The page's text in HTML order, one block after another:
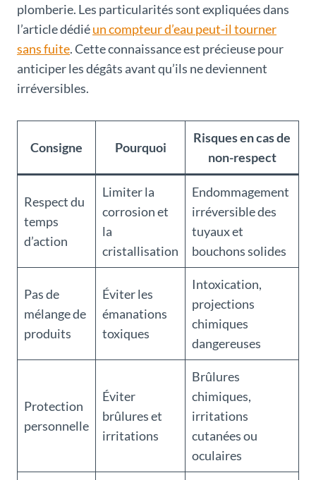
plomberie. Les particularités sont expliquées dans
l’article dédiéun compteur d’eau peut-il tourner
sans fuite. Cette connaissance est précieuse pour
anticiper les dégâts avant qu’ils ne deviennent
irréversibles.
Consigne Pourquoi
Risques en cas de
non-respect
Respect du
temps
d’action
Limiter la
corrosion et
la
cristallisation
Endommagement
irréversible des
tuyaux et
bouchons solides
Pas de
mélange de
produits
Éviter les
émanations
toxiques
Intoxication,
projections
chimiques
dangereuses
Protection
personnelle
Éviter
brûlures et
irritations
Brûlures
chimiques,
irritations
cutanées ou
oculaires